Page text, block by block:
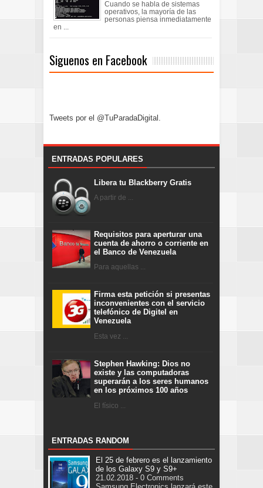
Cuando se habla de sistemas
operativos, la mayoría de las
personas piensa inmediatamente
en ...
Siguenos en Facebook
Tweets por el @TuParadaDigital.
ENTRADAS POPULARES
Libera tu Blackberry Gratis
A partir de ...
Requisitos para aperturar una
cuenta de ahorro o corriente en
el Banco de Venezuela
Para aquellas ...
Firma esta petición si presentas
inconvenientes con el servicio
telefónico de Digitel en
Venezuela
Esta vez ...
Stephen Hawking: Dios no
existe y las computadoras
superarán a los seres humanos
en los próximos 100 años
El físico ...
ENTRADAS RANDOM
El 25 de febrero es el lanzamiento
de los Galaxy S9 y S9+
21.02.2018 - 0 Comments